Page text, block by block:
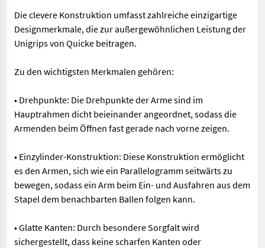
Die clevere Konstruktion umfasst zahlreiche einzigartige
Designmerkmale, die zur außergewöhnlichen Leistung der
Unigrips von Quicke beitragen.
Zu den wichtigsten Merkmalen gehören:
• Drehpunkte: Die Drehpunkte der Arme sind im
Hauptrahmen dicht beieinander angeordnet, sodass die
Armenden beim Öffnen fast gerade nach vorne zeigen.
• Einzylinder-Konstruktion: Diese Konstruktion ermöglicht
es den Armen, sich wie ein Parallelogramm seitwärts zu
bewegen, sodass ein Arm beim Ein- und Ausfahren aus dem
Stapel dem benachbarten Ballen folgen kann.
• Glatte Kanten: Durch besondere Sorgfalt wird
sichergestellt, dass keine scharfen Kanten oder